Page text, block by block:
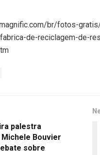
br/fotos-
de-reciclagem-de-
palestra
Bouvier
sobre